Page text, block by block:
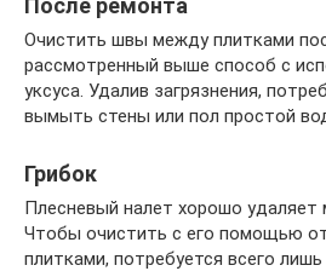
После ремонта
Очистить швы между плитками
рассмотренный выше способ с
уксуса. Удалив загрязнения,
вымыть стены или пол простой
Грибок
Плесневый налет хорошо удаляет
Чтобы очистить с его помощью
плитками, потребуется всего